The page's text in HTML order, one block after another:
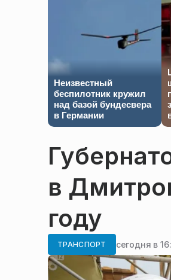
Неизвестный
беспилотник кружил
над базой бундесвера
в Германии
в
году
ТРАНСПОРТ сегодня в